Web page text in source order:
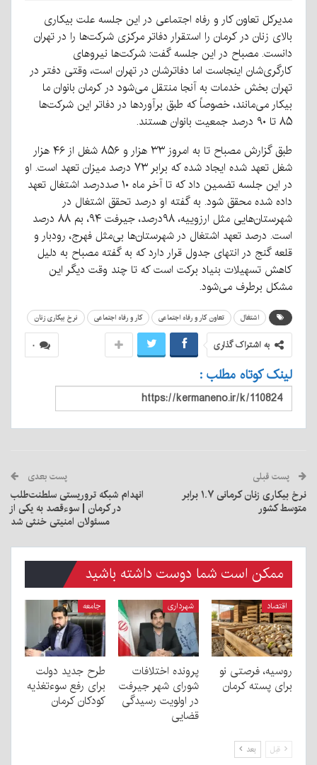
مدیرکل تعاون کار و رفاه اجتماعی در این جلسه علت بیکاری
بالای زنان در کرمان را استقرار دفاتر مرکزی شرکت‌ها را در تهران
دانست. مصباح در این جلسه گفت: شرکت‌ها نیروهای
کارگری‌شان اینجاست اما دفاترشان در تهران است، وقتی دفتر در
تهران بخش خدمات به آنجا منتقل می‌شود در کرمان بانوان ما
بیکار می‌مانند، خصوصاً که طبق برآوردها در دفاتر این شرکت‌ها
۸۵ تا ۹۰ درصد جمعیت بانوان هستند.
طبق گزارش مصباح تا به امروز ۳۳ هزار و ۸۵۶ شغل از ۴۶ هزار
شغل تعهد شده ایجاد شده که برابر ۷۳ درصد میزان تعهد است. او
در این جلسه تضمین داد که تا آخر ماه ۱۰ صددرصد اشتغال تعهد
داده شده محقق شود. به گفته او درصد تحقق اشتغال در
شهرستان‌هایی مثل ارزوییه، ۹۸درصد، جیرفت ۹۴، بم ۸۸ درصد
است. درصد تعهد اشتغال در شهرستان‌ها بی‌مثل فهرج، رودبار و
قلعه گنج در انتهای جدول قرار دارد که به گفته مصباح به دلیل
کاهش تسهیلات بنیاد برکت است که تا چند وقت دیگر این
مشکل برطرف می‌شود.
اشتغال تعاون کار و رفاه اجتماعی کار و رفاه اجتماعی نرخ بیکاری زنان
۰ به اشتراک گذاری
لینک کوتاه مطلب :
پست قبلی
نرخ بیکاری زنان کرمانی ۱.۷ برابر
متوسط کشور
پست بعدی
انهدام شبکه تروریستی سلطنت‌طلب
در کرمان |‌ سوءقصد به یکی از
مسئولان امنیتی خنثی شد
ممکن است شما دوست داشته باشید
اقتصاد
روسیه، فرصتی نو
برای پسته کرمان
شهرداری
پرونده اختلافات
شورای شهر جیرفت
در اولویت رسیدگی
قضایی
جامعه
طرح جدید دولت
برای رفع سوءتغذیه
کودکان کرمان
قبل بعد